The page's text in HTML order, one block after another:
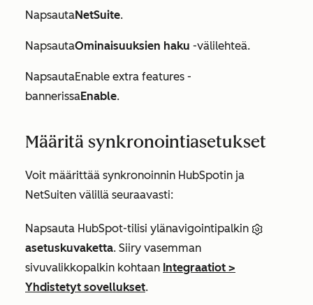
NapsautaNetSuite.
NapsautaOminaisuuksien haku -välilehteä.
NapsautaEnable extra features -
bannerissaEnable.
Määritä synkronointiasetukset
Voit määrittää synkronoinnin HubSpotin ja
NetSuiten välillä seuraavasti:
Napsauta HubSpot-tilisi ylänavigointipalkin
asetuskuvaketta. Siiry vasemman
sivuvalikkopalkin kohtaan Integraatiot >
Yhdistetyt sovellukset.